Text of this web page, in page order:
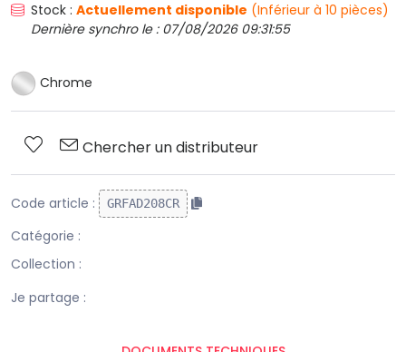
Stock : Actuellement disponible (Inférieur à 10 pièces)
Dernière synchro le : 07/08/2026 09:31:55
Chrome
Chercher un distributeur
Code article : GRFAD208CR
Catégorie :
Collection :
Je partage :